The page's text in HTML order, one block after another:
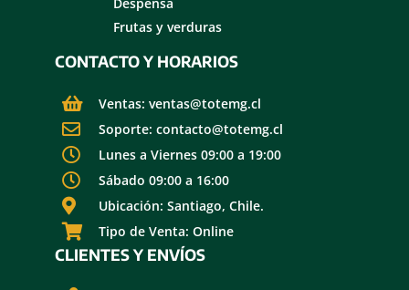
Frutas y verduras
CONTACTO Y HORARIOS
Ventas: ventas@totemg.cl
Soporte: contacto@totemg.cl
Lunes a Viernes 09:00 a 19:00
Sábado 09:00 a 16:00
Ubicación: Santiago, Chile.
Tipo de Venta: Online
CLIENTES Y ENVÍOS